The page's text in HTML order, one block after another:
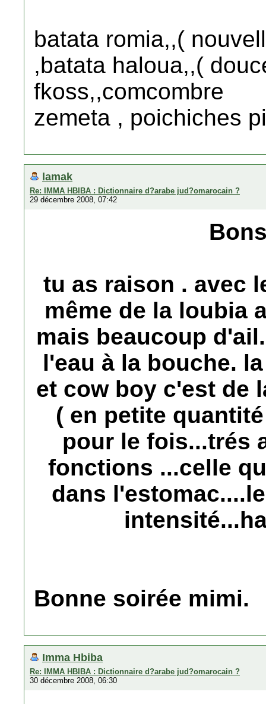
batata romia,,(
,batata haloua,,(
fkoss,,comcombre
zemeta , poichiches
lamak
Re: IMMA HBIBA : Dictionnaire d?arabe jud?omarocain ?
29 décembre 2008, 07:42
tu as raison . avec
même de la loubia
mais beaucoup
l'eau à la bouche.
et cow boy c'est de
( en petite
pour le fois...trés
fonctions ...celle
dans
Bonne soirée mimi.
Imma Hbiba
Re: IMMA HBIBA : Dictionnaire d?arabe jud?omarocain ?
30 décembre 2008, 06:30